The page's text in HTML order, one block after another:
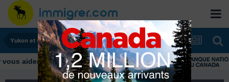
Yukon et Grand nord
aider tout au long de votre transition